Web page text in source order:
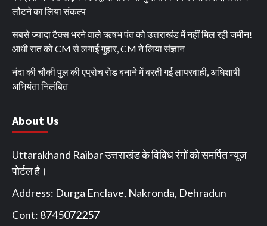
लौटने का लिया संकल्प
सबसे ज्यादा टैक्स भरने वाले ऋषभ पंत को उत्तराखंड में नहीं मिल रही जमीन!
आधी रात को CM से लगाई गुहार, CM ने लिया संज्ञान
नंदा की चौकी पुल की एप्रोच रोड बनाने में बरती गई लापरवाही, अधिशाषी
अभियंता निलंबित
About Us
Uttarakhand Raibar उत्तराखंड के विविध रंगों को समर्पित न्यूज
पोर्टल है।
Address: Durga Enclave, Nakronda, Dehradun
Cont: 8745072257